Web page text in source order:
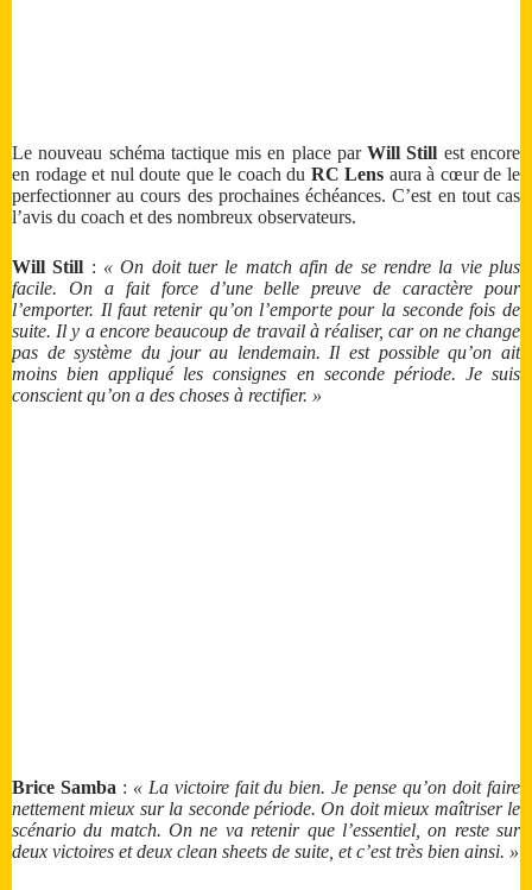
Le nouveau schéma tactique mis en place parWill Still est encore
en rodage et nul doute que le coach du RC Lens aura à cœur de le
perfectionner au cours des prochaines échéances. C’est en tout cas
l’avis du coach et des nombreux observateurs.
Will Still : « On doit tuer le match afin de se rendre la vie plus
facile. On a fait force d’une belle preuve de caractère pour
l’emporter. Il faut retenir qu’on l’emporte pour la seconde fois de
suite. Il y a encore beaucoup de travail à réaliser, car on ne change
pas de système du jour au lendemain. Il est possible qu’on ait
moins bien appliqué les consignes en seconde période. Je suis
conscient qu’on a des choses à rectifier. »
Brice Samba : « La victoire fait du bien. Je pense qu’on doit faire
nettement mieux sur la seconde période. On doit mieux maîtriser le
scénario du match. On ne va retenir que l’essentiel, on reste sur
deux victoires et deux clean sheets de suite, et c’est très bien ainsi. »